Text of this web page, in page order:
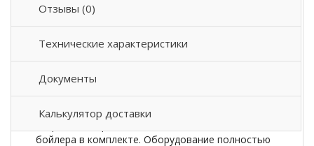
Отзывы (0)
Технические характеристики
Документы
Калькулятор доставки
Описание товара
надёжное и эффективное решение для отопления
вашего дома. Котел предназначен для обогрева
помещений площадью до 360 м2, имеет
бойлера в комплекте. Оборудование полностью